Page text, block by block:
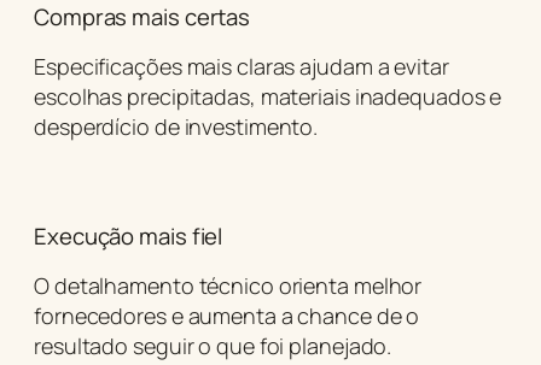
Compras mais certas
Especificações mais claras ajudam a evitar
escolhas precipitadas, materiais inadequados e
desperdício de investimento.
Execução mais fiel
O detalhamento técnico orienta melhor
fornecedores e aumenta a chance de o
resultado seguir o que foi planejado.